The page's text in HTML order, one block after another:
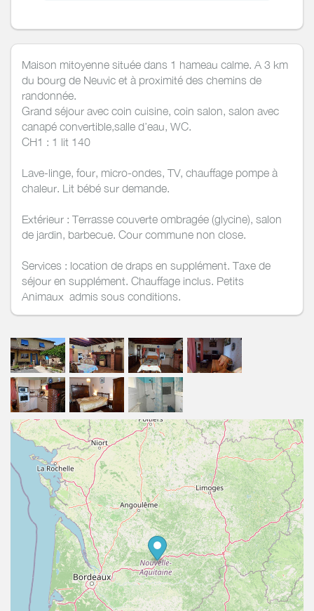
Maison mitoyenne située dans 1 hameau calme. A 3 km
du bourg de Neuvic et à proximité des chemins de
randonnée.
Grand séjour avec coin cuisine, coin salon, salon avec
canapé convertible,salle d’eau, WC.
CH1 : 1 lit 140
Lave-linge, four, micro-ondes, TV, chauffage pompe à
chaleur. Lit bébé sur demande.
Extérieur : Terrasse couverte ombragée (glycine), salon
de jardin, barbecue. Cour commune non close.
Services : location de draps en supplément. Taxe de
séjour en supplément. Chauffage inclus. Petits
Animaux admis sous conditions.